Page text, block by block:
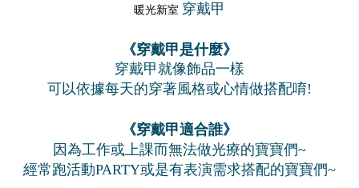
暖光新室 穿戴甲
《穿戴甲是什麼》
穿戴甲就像飾品一樣
可以依據每天的穿著風格或心情做搭配唷!
《穿戴甲適合誰》
因為工作或上課而無法做光療的寶寶們~
經常跑活動PARTY或是有表演需求搭配的寶寶們~